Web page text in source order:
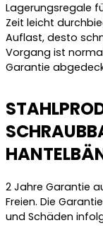
Lagerungsregale
Zeit leicht
Auflast, desto
Vorgang ist
Garantie
2 Jahre Garantie
Freien. Die
und Schäden